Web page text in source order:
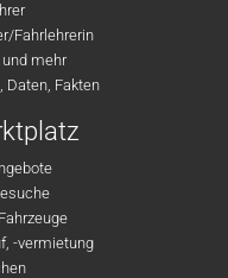
Fahrlehrerin
mehr
Daten, Fakten
-vermietung